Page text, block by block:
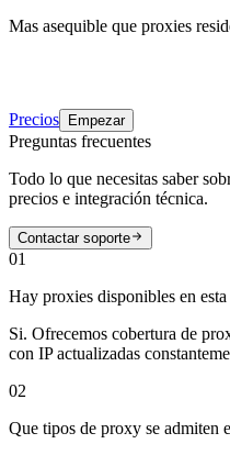
Mas asequible que proxies
Precios Empezar
Preguntas frecuentes
Todo lo que necesitas saber
precios e integración técnica.
Contactar soporte
01
Hay proxies disponibles en
Si. Ofrecemos cobertura de
con IP actualizadas
02
Que tipos de proxy se admiten